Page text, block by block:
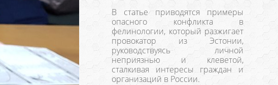
В статье приводятся примеры
опасного конфликта в
фелинологии, который разжигает
провокатор из Эстонии,
руководствуясь личной
неприязнью и клеветой,
сталкивая интересы граждан и
организаций в России.